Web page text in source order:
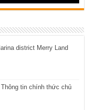
district Merry Land
tin chính thức chủ